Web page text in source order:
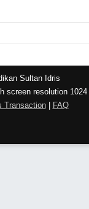
Sultan Idris
screen resolution
Transaction| FAQ